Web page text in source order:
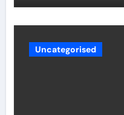
Uncategorised